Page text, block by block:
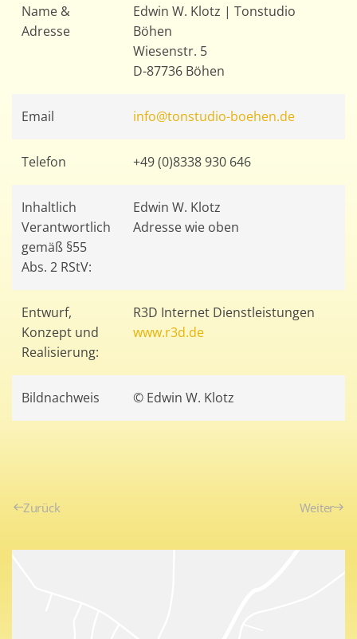
Name &
Adresse
Edwin W. Klotz | Tonstudio
Böhen
Wiesenstr. 5
D-87736 Böhen
Email info@tonstudio-boehen.de
Telefon +49 (0)8338 930 646
Inhaltlich
Verantwortlich
gemäß §55
Abs. 2 RStV:
Edwin W. Klotz
Adresse wie oben
Entwurf,
Konzept und
Realisierung:
R3D Internet Dienstleistungen
www.r3d.de
Bildnachweis © Edwin W. Klotz
Zurück Weiter